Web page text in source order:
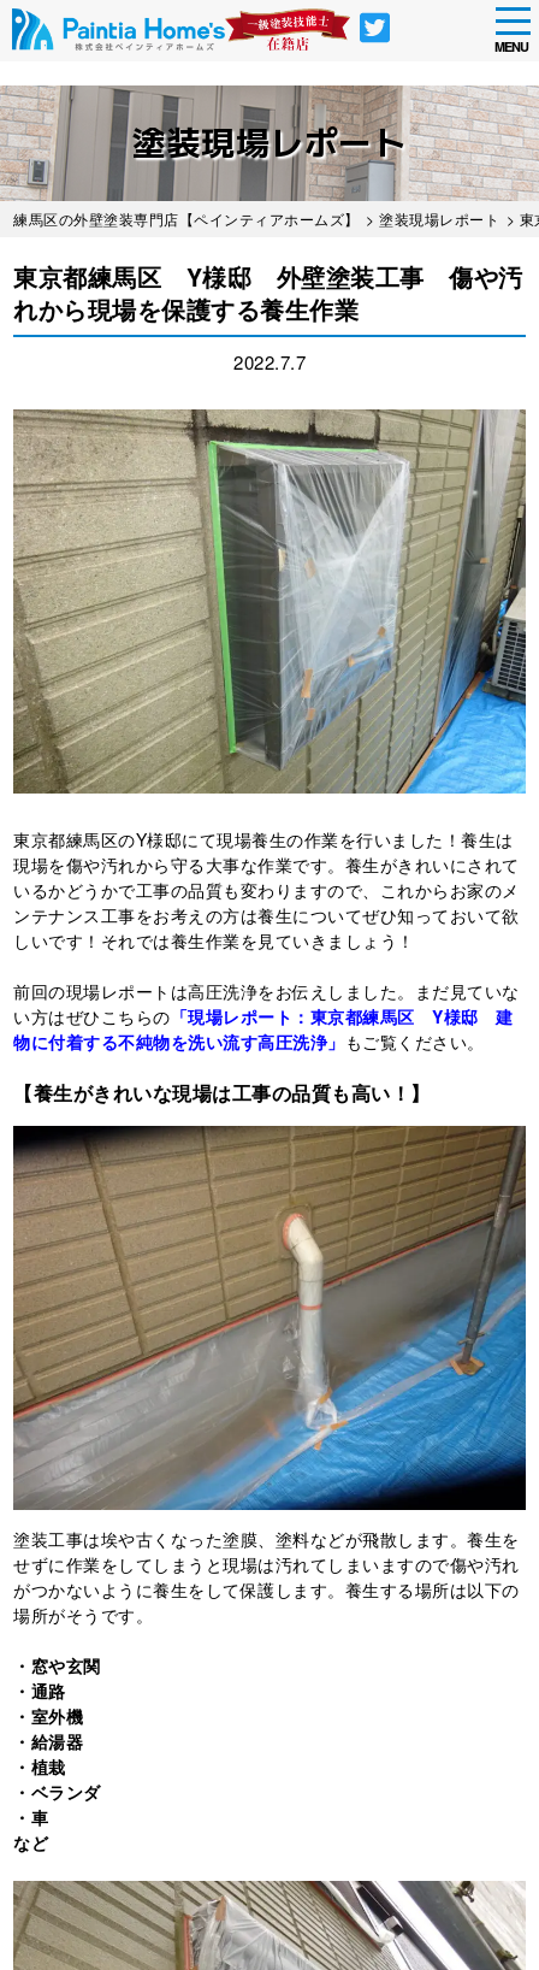
Skip
to
main
content
MENU
塗装現場レポート
練馬区の外壁塗装専門店【ペインティアホームズ】 >塗装現場レポート >
東京都練馬区 Y様邸 外壁塗装工事 傷や汚
れから現場を保護する養生作業
2022.7.7
東京都練馬区のY様邸にて現場養生の作業を行いました！養生は
現場を傷や汚れから守る大事な作業です。養生がきれいにされて
いるかどうかで工事の品質も変わりますので、これからお家のメ
ンテナンス工事をお考えの方は養生についてぜひ知っておいて欲
しいです！それでは養生作業を見ていきましょう！
前回の現場レポートは高圧洗浄をお伝えしました。まだ見ていな
い方はぜひこちらの 「現場レポート：東京都練馬区 Y様邸 建
物に付着する不純物を洗い流す高圧洗浄」 もご覧ください。
【養生がきれいな現場は工事の品質も高い！】
塗装工事は埃や古くなった塗膜、塗料などが飛散します。養生を
せずに作業をしてしまうと現場は汚れてしまいますので傷や汚れ
がつかないように養生をして保護します。養生する場所は以下の
場所がそうです。
・窓や玄関
・通路
・室外機
・給湯器
・植栽
・ベランダ
・車
など